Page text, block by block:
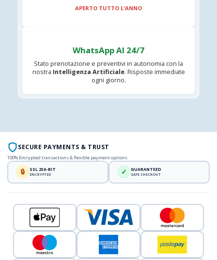
APERTO TUTTO L'ANNO
WhatsApp AI 24/7
Stato prenotazione e preventivi in autonomia con la
nostra Intelligenza Artificiale. Risposte immediate
ogni giorno.
SECURE PAYMENTS & TRUST
100% Encrypted transactions & flexible payment options
🔒 SSL 256-BIT
ENCRYPTED ✓ GUARANTEED
SAFE CHECKOUT